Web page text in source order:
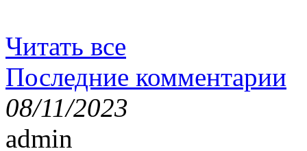
Читать все
Последние комментарии
08/11/2023
admin